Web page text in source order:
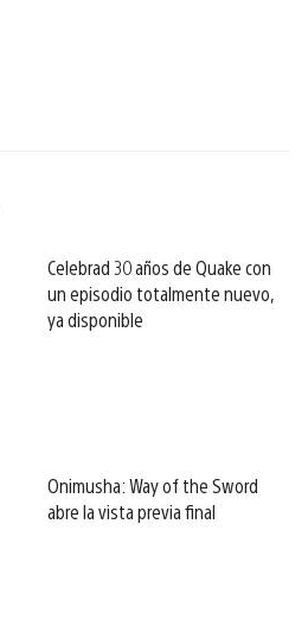
Celebrad 30 años de Quake con
un episodio totalmente nuevo,
ya disponible
Onimusha: Way of the Sword
abre la vista previa final